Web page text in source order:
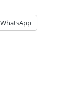
WhatsApp